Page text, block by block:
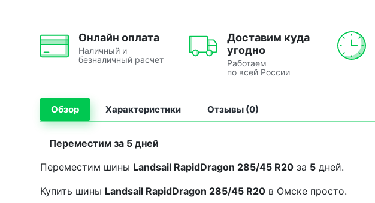
Онлайн оплата
Наличный и
безналичный расчет
Доставим куда
угодно
Работаем
по всей России
Обзор Характеристики Отзывы (0)
Переместим за 5 дней
Переместим шины Landsail RapidDragon 285/45 R20 за 5 дней.
Купить шины Landsail RapidDragon 285/45 R20 в Омске просто.